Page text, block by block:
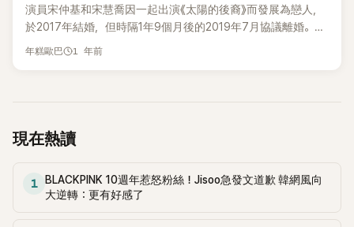
乎天天都有鮮花。 不過，這邊幸福滿滿，那邊卻陷入演藝危
機。宋仲基睽違 9 年回歸浪漫愛情劇，卻沒想到從首播就收視
速加糖、塞進吻戲也救不回觀眾的心。 除了劇情本身太平淡、
完全投入「初戀重逢」的浪漫氛圍。 小編OS：宋仲基「凌晨跑花
市寵妻」的浪漫舉動，現實生活中羨煞一票粉絲，但新劇卻收視
播就以 2.9%「慘淡開局」，比宋仲基過往作品《善良的男人》
3.0%首播成績還低，如今二週連跌，恐怕翻身難度不小。 第
3、4集中，宋仲基飾演的「鮮于海」與千玗嬉飾演的「全昭映」感
情急速升溫，甚至迎來「初吻」名場面，象徵兩人關係進入新階
重逢橋段過於牽強，從節目邀約、送花到偶遇粉絲，幾次相遇
「看過太多這種設定了」、「男女主角的重逢理由太硬了」。 更尷
尬的是，觀眾認為若劇情乏味，就得靠演員魅力撐場，但這次
演員宋仲基和宋慧喬因一起出演《太陽的後裔》而發展為戀人，
於2017年結婚，但時隔1年9個月後的2019年7月協議離婚。離
婚後宋仲基於2021年通過朋友介紹認識了妻子凱蒂，後來成為
性朋友」為主題展開對話。宋仲基先問千玗嬉：「能理解喜歡的
男生有女性朋友嗎？」千玗嬉回應：「如果是大家一起見面就能
叫他單獨出來見面，我會覺得『為什麼一定要找我男朋友？』這
種問題應該自己解決吧，現在不還有 ChatGPT 可以問嗎？」此
年糕歐巴 1 年前
現在熱讀
1
BLACKPINK 10週年惹怒粉絲！Jisoo急發文道歉 韓網風向
大逆轉：更有好感了